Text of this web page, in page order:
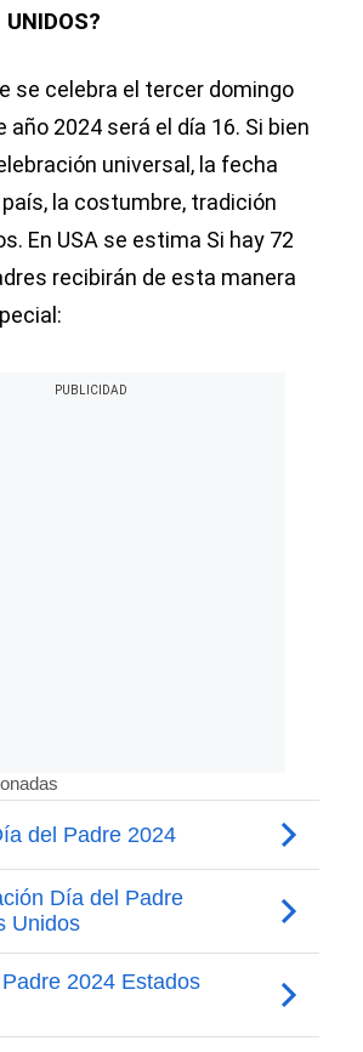
se celebra el tercer domingo
año 2024 será el día 16. Si bien
universal, la fecha
la costumbre, tradición
En USA se estima Si hay 72
recibirán de esta manera